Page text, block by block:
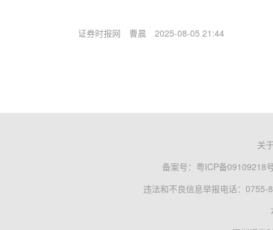
证券时报网 曹晨 2025-08-05 21:44
关
备案号： 粤ICP备09109218
违法和不良信息举报电话：0755-